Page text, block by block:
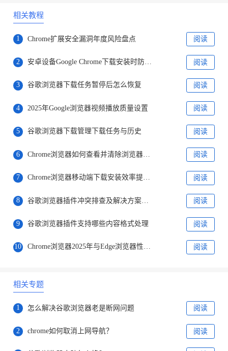
相关教程
1 Chrome扩展安全漏洞年度风险盘点 阅读
2 安卓设备Google Chrome下载安装时防火墙弹窗关闭教程 阅读
3 谷歌浏览器下载任务暂停后怎么恢复 阅读
4 2025年Google浏览器视频播放质量设置 阅读
5 谷歌浏览器下载管理下载任务与历史 阅读
6 Chrome浏览器如何查看并清除浏览器中的WebSocket连接 阅读
7 Chrome浏览器移动端下载安装效率提升方案 阅读
8 阅读
9 谷歌浏览器插件支持哪些内容格式处理 阅读
10 Chrome浏览器2025年与Edge浏览器性能对比 阅读
相关专题
1 怎么解决谷歌浏览器老是断网问题 阅读
2 chrome如何取消上网导航？ 阅读